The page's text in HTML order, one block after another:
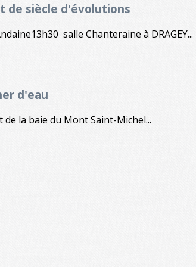
de siècle d'évolutions
salle Chanteraine à DRAGEY...
d'eau
la baie du Mont Saint-Michel...